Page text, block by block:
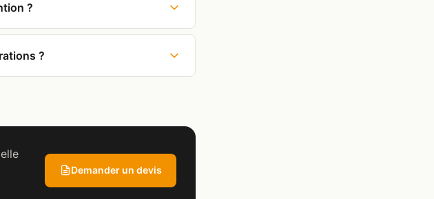
?
?
Demander un devis